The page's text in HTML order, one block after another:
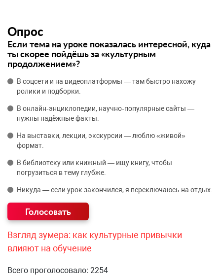
Опрос
Если тема на уроке показалась интересной, куда
ты скорее пойдёшь за «культурным
продолжением»?
В соцсети и на видеоплатформы — там быстро нахожу
ролики и подборки.
В онлайн‑энциклопедии, научно‑популярные сайты —
нужны надёжные факты.
На выставки, лекции, экскурсии — люблю «живой»
формат.
В библиотеку или книжный — ищу книгу, чтобы
погрузиться в тему глубже.
Никуда — если урок закончился, я переключаюсь на отдых.
Взгляд зумера: как культурные привычки
влияют на обучение
Всего проголосовало: 2254